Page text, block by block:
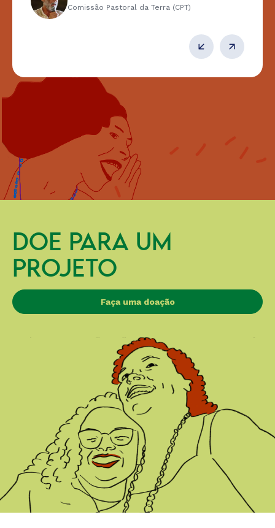
Comissão Pastoral da Terra (CPT)
DOE PARA UM
PROJETO
Faça uma doação